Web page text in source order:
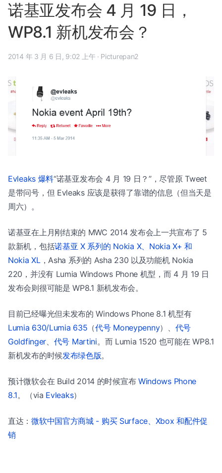
诺基亚发布会 4 月 19 日，
WP8.1 新机发布会？
2014 年 3 月 6 日, 9:02 上午 · Picturepan2
Evleaks 爆料“诺基亚发布会 4 月 19 日？”，尽管原 Tweet
是带问号，但 Evleaks 应该是获得了靠谱的信息（但当天是
周六）。
诺基亚在上月刚结束的 MWC 2014 发布会上一共宣布了 5
款新机，包括诺基亚 X 系列的 Nokia X、Nokia X+ 和
Nokia XL ，Asha 系列的 Asha 230 以及功能机 Nokia
220，并没有 Lumia Windows Phone 机型，而 4 月 19 日
发布会则很可能是 WP8.1 新机发布会。
目前已经曝光但未发布的 Windows Phone 8.1 机型有
Lumia 630/Lumia 635 （代号 Moneypenny）、 代号
Goldfinger
代号 Martini。而 Lumia 1520 也可能在 WP8.1
新机发布的时候发布绿色版。
预计微软会在 Build 2014 的时候宣布 Windows Phone
8.1。（via Evleaks）
直达：微软中国官方商城 - 购买 Surface、Xbox 和配件促
销